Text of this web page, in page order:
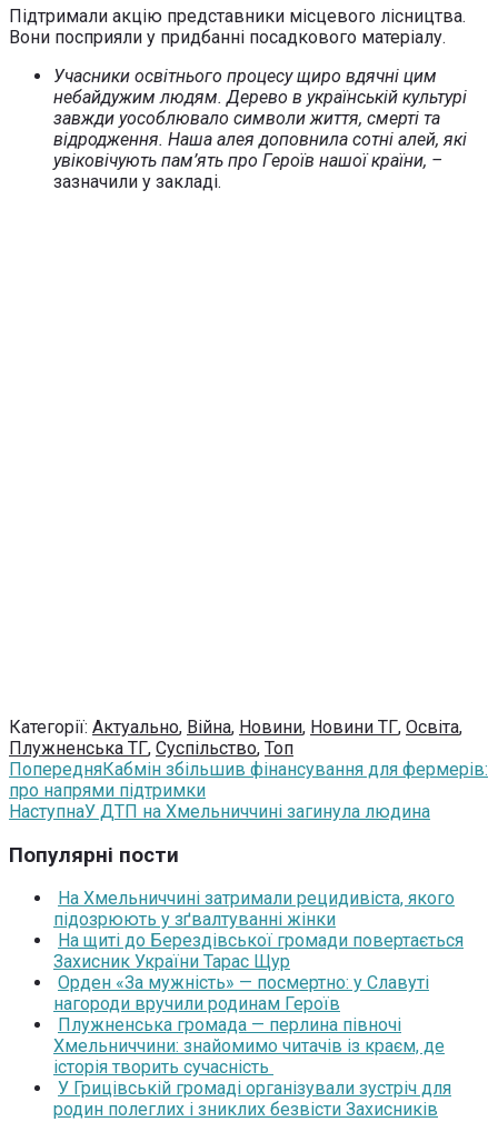
Підтримали акцію представники місцевого лісництва.
Вони посприяли у придбанні посадкового матеріалу.
Учасники освітнього процесу щиро вдячні цим
небайдужим людям. Дерево в українській культурі
завжди уособлювало символи життя, смерті та
відродження. Наша алея доповнила сотні алей, які
увіковічують пам’ять про Героїв нашої країни, –
зазначили у закладі.
Категорії: Актуально, Війна, Новини, Новини ТГ, Освіта,
Плужненська ТГ, Суспільство, Топ
ПопередняКабмін збільшив фінансування для фермерів:
про напрями підтримки
НаступнаУ ДТП на Хмельниччині загинула людина
Популярні пости
На Хмельниччині затримали рецидивіста, якого
підозрюють у зґвалтуванні жінки
На щиті до Берездівської громади повертається
Захисник України Тарас Щур
Орден «За мужність» — посмертно: у Славуті
нагороди вручили родинам Героїв
Плужненська громада — перлина півночі
Хмельниччини: знайомимо читачів із краєм, де
історія творить сучасність
У Грицівській громаді організували зустріч для
родин полеглих і зниклих безвісти Захисників